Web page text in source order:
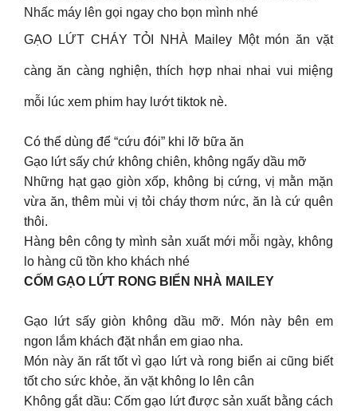
Nhấc máy lên gọi ngay cho bọn mình nhé
GẠO LỨT CHÁY TỎI NHÀ Mailey Một món ăn vặt
càng ăn càng nghiện, thích hợp nhai nhai vui miệng
mỗi lúc xem phim hay lướt tiktok nè.
Có thể dùng để “cứu đói” khi lỡ bữa ăn
Gạo lứt sấy chứ không chiên, không ngấy dầu mỡ
Những hạt gạo giòn xốp, không bị cứng, vị mằn mặn
vừa ăn, thêm mùi vị tỏi cháy thơm nức, ăn là cứ quên
thôi.
Hàng bên công ty mình sản xuất mới mỗi ngày, không
lo hàng cũ tồn kho khách nhé
CỐM GẠO LỨT RONG BIỂN NHÀ MAILEY
Gạo lứt sấy giòn không dầu mỡ. Món này bên em
ngon lắm khách đặt nhắn em giao nha.
Món này ăn rất tốt vì gạo lứt và rong biển ai cũng biết
tốt cho sức khỏe, ăn vặt không lo lên cân
Không gắt dầu: Cốm gạo lứt được sản xuất bằng cách